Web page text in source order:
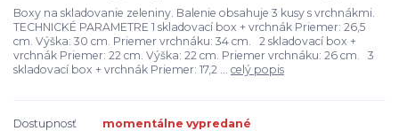
Boxy na skladovanie zeleniny. Balenie obsahuje 3 kusy s vrchnákmi.
TECHNICKÉ PARAMETRE 1 skladovací box + vrchnák Priemer: 26,5
cm. Výška: 30 cm. Priemer vrchnáku: 34 cm. 2 skladovací box +
vrchnák Priemer: 22 cm. Výška: 22 cm. Priemer vrchnáku: 26 cm. 3
skladovací box + vrchnák Priemer: 17,2 ... celý popis
Dostupnosť momentálne vypredané